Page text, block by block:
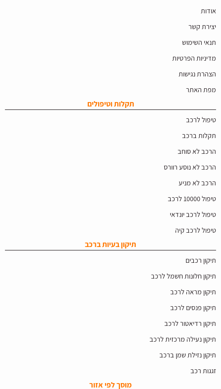
אודות
יצירת קשר
תנאי השימוש
מדיניות הפרטיות
הצהרת נגישות
מפת האתר
תקלות וטיפולים
טיפול לרכב
תקלות ברכב
הרכב לא סוחב
הרכב לא נוסע רוורס
הרכב לא מניע
טיפול 10000 לרכב
טיפול לרכב יונדאי
טיפול לרכב קיה
תיקון בעיות ברכב
תיקון רכבים
תיקון חלונות חשמל לרכב
תיקון מראה לרכב
תיקון פנסים לרכב
תיקון רדיאטור לרכב
תיקון נעילה מרכזית לרכב
תיקון נזילת שמן ברכב
זגגות רכב
מוסך לפי אזור